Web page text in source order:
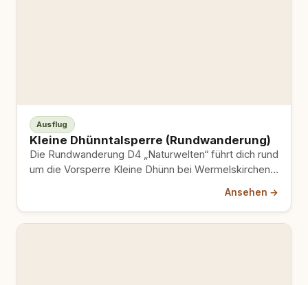
Ausflug
Kleine Dhünntalsperre (Rundwanderung)
Die Rundwanderung D4 „Naturwelten“ führt dich rund
um die Vorsperre Kleine Dhünn bei Wermelskirchen.
Ansehen →